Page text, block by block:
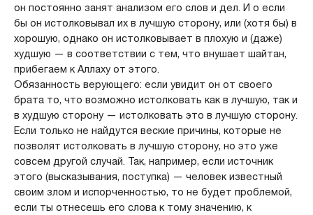
он постоянно занят анализом его слов и дел. И о если
бы он истолковывал их в лучшую сторону, или (хотя бы) в
хорошую, однако он истолковывает в плохую и (даже)
худшую — в соответствии с тем, что внушает шайтан,
прибегаем к Аллаху от этого.
Обязанность верующего: если увидит он от своего
брата то, что возможно истолковать как в лучшую, так и
в худшую сторону — истолковать это в лучшую сторону.
Если только не найдутся веские причины, которые не
позволят истолковать в лучшую сторону, но это уже
совсем другой случай. Так, например, если источник
этого (высказывания, поступка) — человек известный
своим злом и испорченностью, то не будет проблемой,
если ты отнесешь его слова к тому значению, к